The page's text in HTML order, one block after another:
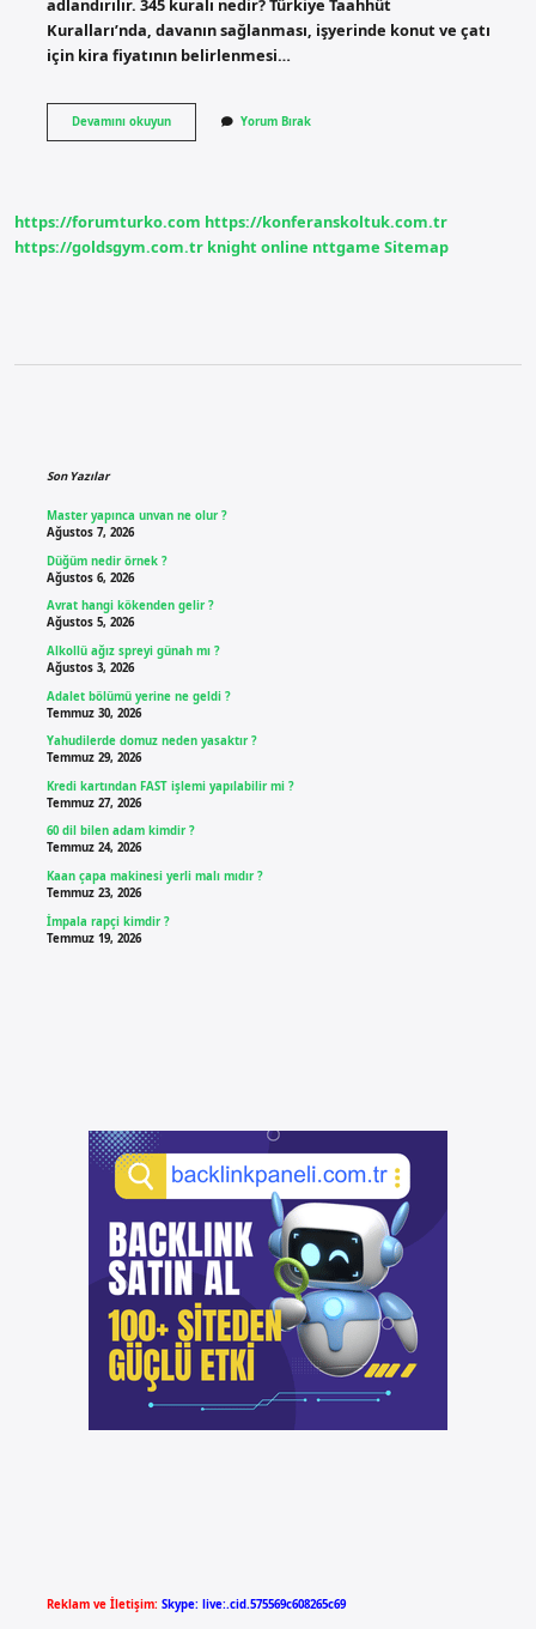
adlandırılır. 345 kuralı nedir? Türkiye Taahhüt
Kuralları’nda, davanın sağlanması, işyerinde konut ve çatı
için kira fiyatının belirlenmesi…
Devamını okuyunÜç
Dört
Yorum Bırak
https://forumturko.com https://konferanskoltuk.com.tr
https://goldsgym.com.tr knight online nttgame Sitemap
Son Yazılar
Master yapınca unvan ne olur ?
Ağustos 7, 2026
Düğüm nedir örnek ?
Ağustos 6, 2026
Avrat hangi kökenden gelir ?
Ağustos 5, 2026
Alkollü ağız spreyi günah mı ?
Ağustos 3, 2026
Adalet bölümü yerine ne geldi ?
Temmuz 30, 2026
Yahudilerde domuz neden yasaktır ?
Temmuz 29, 2026
Kredi kartından FAST işlemi yapılabilir mi ?
Temmuz 27, 2026
60 dil bilen adam kimdir ?
Temmuz 24, 2026
Kaan çapa makinesi yerli malı mıdır ?
Temmuz 23, 2026
İmpala rapçi kimdir ?
Temmuz 19, 2026
Reklam ve İletişim: Skype: live:.cid.575569c608265c69